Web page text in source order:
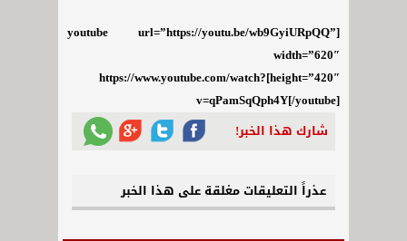
[youtube url=”https://youtu.be/wb9GyiURpQQ”
width=”620″
height=”420″]https://www.youtube.com/watch?
v=qPamSqQph4Y[/youtube]
شارك هذا الخبر!
عذراً التعليقات مغلقة على هذا الخبر